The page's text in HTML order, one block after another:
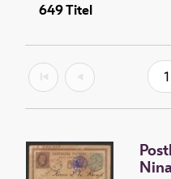
649Titel